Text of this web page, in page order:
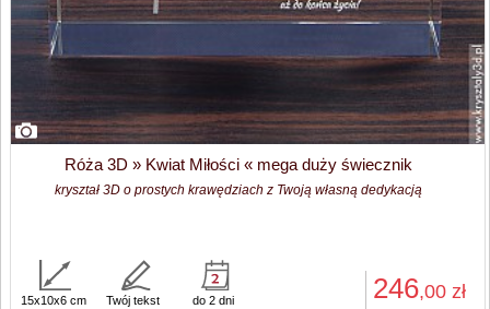
Róża 3D » Kwiat Miłości « mega duży świecznik
kryształ 3D o prostych krawędziach z Twoją własną dedykacją
246,00 zł
15x10x6 cm Twój tekst do 2 dni